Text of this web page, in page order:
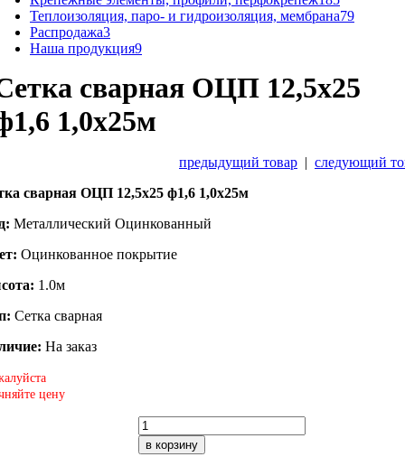
Теплоизоляция, паро- и гидроизоляция, мембрана79
Распродажа3
Наша продукция9
сварная ОЦП 12,5х25
1,0х25м
предыдущий товар | следующий
сварная ОЦП 12,5х25 ф1,6 1,0х25м
Металлический Оцинкованный
Оцинкованное покрытие
1.0м
Сетка сварная
На заказ
цену
в корзину